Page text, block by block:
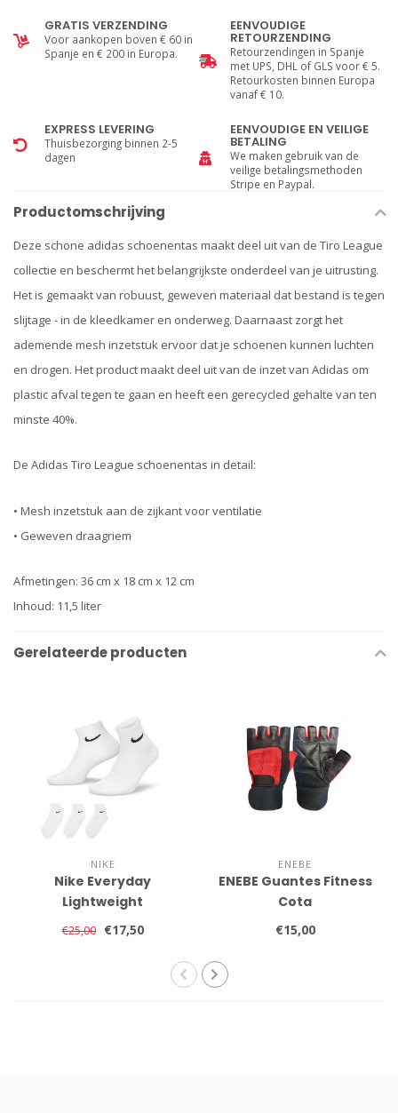
GRATIS VERZENDING
Voor aankopen boven € 60 in
Spanje en € 200 in Europa.
EENVOUDIGE
RETOURZENDING
Retourzendingen in Spanje
met UPS, DHL of GLS voor € 5.
Retourkosten binnen Europa
vanaf € 10.
EXPRESS LEVERING
Thuisbezorging binnen 2-5
dagen
EENVOUDIGE EN VEILIGE
BETALING
We maken gebruik van de
veilige betalingsmethoden
Stripe en Paypal.
Productomschrijving
Deze schone adidas schoenentas maakt deel uit van de Tiro League
collectie en beschermt het belangrijkste onderdeel van je uitrusting.
Het is gemaakt van robuust, geweven materiaal dat bestand is tegen
slijtage - in de kleedkamer en onderweg. Daarnaast zorgt het
ademende mesh inzetstuk ervoor dat je schoenen kunnen luchten
en drogen. Het product maakt deel uit van de inzet van Adidas om
plastic afval tegen te gaan en heeft een gerecycled gehalte van ten
minste 40%.
De Adidas Tiro League schoenentas in detail:
• Mesh inzetstuk aan de zijkant voor ventilatie
• Geweven draagriem
Afmetingen: 36 cm x 18 cm x 12 cm
Inhoud: 11,5 liter
Gerelateerde producten
NIKE
Nike Everyday
Lightweight
€25,00 €17,50
ENEBE
ENEBE Guantes Fitness
Cota
€15,00